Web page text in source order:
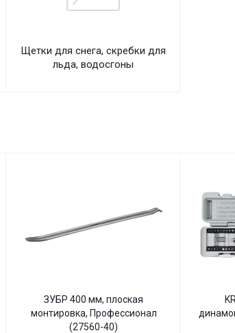
Щетки для снега, скребки для
льда, водосгоны
ЗУБР 400 мм, плоская
монтировка, Профессионал
(27560-40)